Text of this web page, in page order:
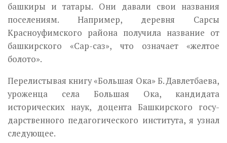
башкиры и татары. Они давали свои названия
поселениям. Например, деревня Сарсы
Красноуфимского района получила название от
башкир­ского «Сар-саз», что означает «желтое
болото».
Перелистывая книгу «Большая Ока» Б. Давлетбаева,
уроженца села Большая Ока, кандидата
исторических наук, доцента Башкирского госу­
дарственного педагогического института, я узнал
следующее.